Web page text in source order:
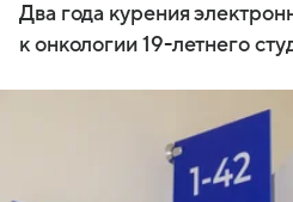
Два года курения
к онкологии 19-летнего